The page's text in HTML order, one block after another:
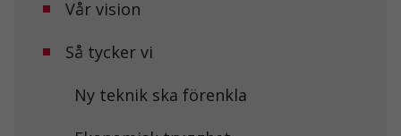
Vår vision
Så tycker vi
Ny teknik ska förenklaNödvändiga
Dessa kakor